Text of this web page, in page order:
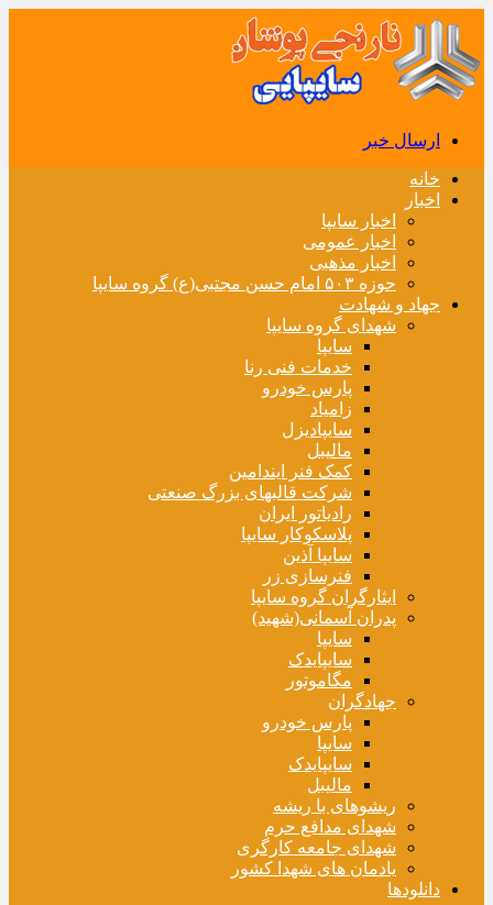
ارسال خبر
خانه
اخبار
اخبار سایپا
اخبار عمومی
اخبار مذهبی
حوزه ۵۰۳ امام حسن مجتبی(ع) گروه سایپا
جهاد و شهادت
شهدای گروه سایپا
سایپا
خدمات فنی رنا
پارس خودرو
زامیاد
سایپادیزل
مالیبل
کمک فنر ایندامین
شرکت قالبهای بزرگ صنعتی
رادیاتور ایران
پلاسکوکار سایپا
سایپا آذین
فنرسازی زر
ایثارگران گروه سایپا
پدران آسمانی(شهید)
سایپا
سایپایدک
مگاموتور
جهادگران
پارس خودرو
سایپا
سایپایدک
مالیبل
ریشوهای با ریشه
شهدای مدافع حرم
شهدای جامعه کارگری
یادمان های شهدا کشور
دانلودها